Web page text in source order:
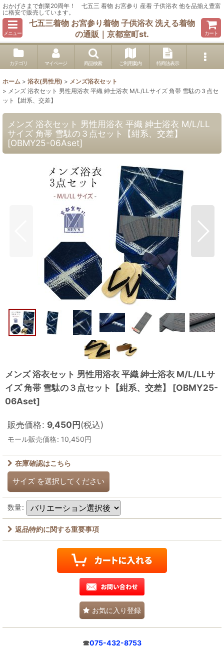
おかげさまで創業20周年！ 七五三 着物 お宮参り 産着 子供浴衣 他を品揃え豊富
に格安で販売しています。
メニュー
七五三着物 お宮参り着物 子供浴衣 洗える着物
の通販｜京都室町st.
カート
カテゴリ マイページ 商品検索 ご利用案内 特商法表示
ホーム > 浴衣(男性用) > メンズ浴衣セット
> メンズ 浴衣セット 男性用浴衣 平織 紳士浴衣 M/L/LLサイズ 角帯 雪駄の３点セ
ット【紺系、交差】
メンズ 浴衣セット 男性用浴衣 平織 紳士浴衣 M/L/LL
サイズ 角帯 雪駄の３点セット【紺系、交差】
[OBMY25-06Aset]
メンズ 浴衣セット 男性用浴衣 平織 紳士浴衣 M/L/LLサ
イズ 角帯 雪駄の３点セット【紺系、交差】
[OBMY25-
06Aset]
販売価格: 9,450円(税込)
モール販売価格: 10,450円
在庫確認はこちら
サイズ を選択してください
数量:
返品特約に関する重要事項
お気に入り登録
☎075-432-8753